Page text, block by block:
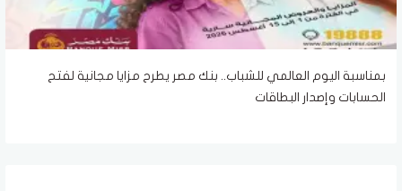
بمناسبة اليوم العالمي للشباب.. بنك مصر يطرح مزايا مجانية لفتح
الحسابات وإصدار البطاقات